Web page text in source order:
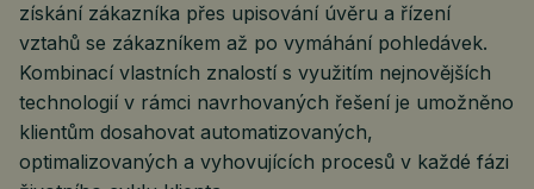
získání zákazníka přes upisování úvěru a řízení
vztahů se zákazníkem až po vymáhání pohledávek.
Kombinací vlastních znalostí s využitím nejnovějších
technologií v rámci navrhovaných řešení je umožněno
klientům dosahovat automatizovaných,
optimalizovaných a vyhovujících procesů v každé fázi